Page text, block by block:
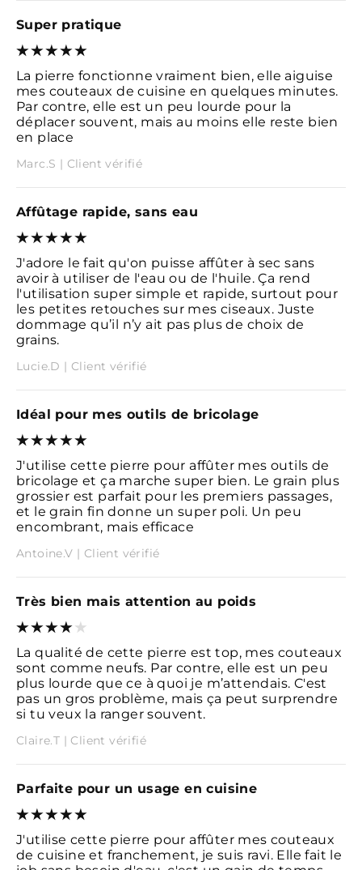
Super pratique
La pierre fonctionne vraiment bien, elle aiguise
mes couteaux de cuisine en quelques minutes.
Par contre, elle est un peu lourde pour la
déplacer souvent, mais au moins elle reste bien
en place
Marc.S | Client vérifié
Affûtage rapide, sans eau
J'adore le fait qu'on puisse affûter à sec sans
avoir à utiliser de l'eau ou de l'huile. Ça rend
l'utilisation super simple et rapide, surtout pour
les petites retouches sur mes ciseaux. Juste
dommage qu’il n’y ait pas plus de choix de
grains.
Lucie.D | Client vérifié
Idéal pour mes outils de bricolage
J'utilise cette pierre pour affûter mes outils de
bricolage et ça marche super bien. Le grain plus
grossier est parfait pour les premiers passages,
et le grain fin donne un super poli. Un peu
encombrant, mais efficace
Antoine.V | Client vérifié
Très bien mais attention au poids
La qualité de cette pierre est top, mes couteaux
sont comme neufs. Par contre, elle est un peu
plus lourde que ce à quoi je m’attendais. C'est
pas un gros problème, mais ça peut surprendre
si tu veux la ranger souvent.
Claire.T | Client vérifié
Parfaite pour un usage en cuisine
J'utilise cette pierre pour affûter mes couteaux
de cuisine et franchement, je suis ravi. Elle fait le